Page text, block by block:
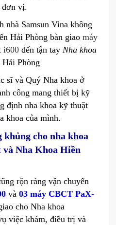
đơn vị.
nhà Samsun Vina không
Hải Phòng bàn giao máy
i600 đến tận tay Nha khoa
Hải Phòng
sĩ và Quý Nha khoa ở
công mang thiết bị kỹ
định nha khoa kỹ thuật
khoa của mình.
khủng cho nha khoa
Nha Khoa Hiền
rộn ràng vận chuyển
và 03 máy CBCT PaX-
cho Nha khoa
việc khám, điều trị và